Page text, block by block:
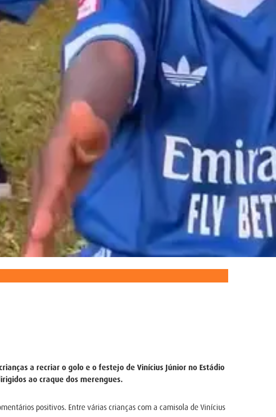
a recriar o golo e o festejo de Vinícius Júnior no Estádio
ao craque dos merengues.
positivos. Entre várias crianças com a camisola de Vinícius